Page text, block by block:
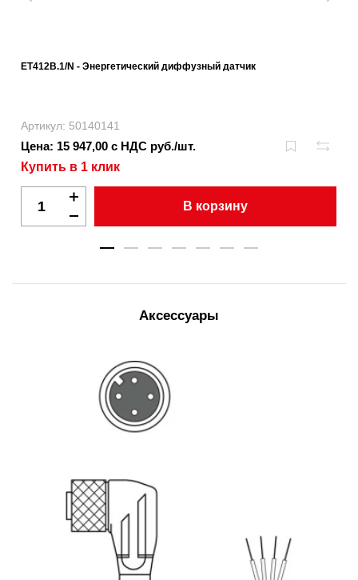
ET412B.1/N - Энергетический диффузный датчик
Артикул: 50140141
Цена: 15 947,00 с НДС руб./шт.
Купить в 1 клик
В корзину
Аксессуары